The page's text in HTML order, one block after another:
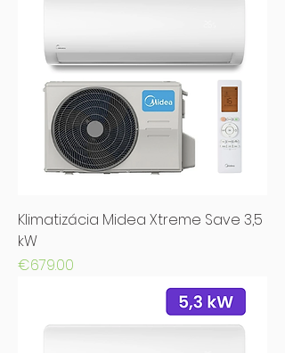
Klimatizácia Midea Xtreme Save 3,5
kW
Price
€679.00